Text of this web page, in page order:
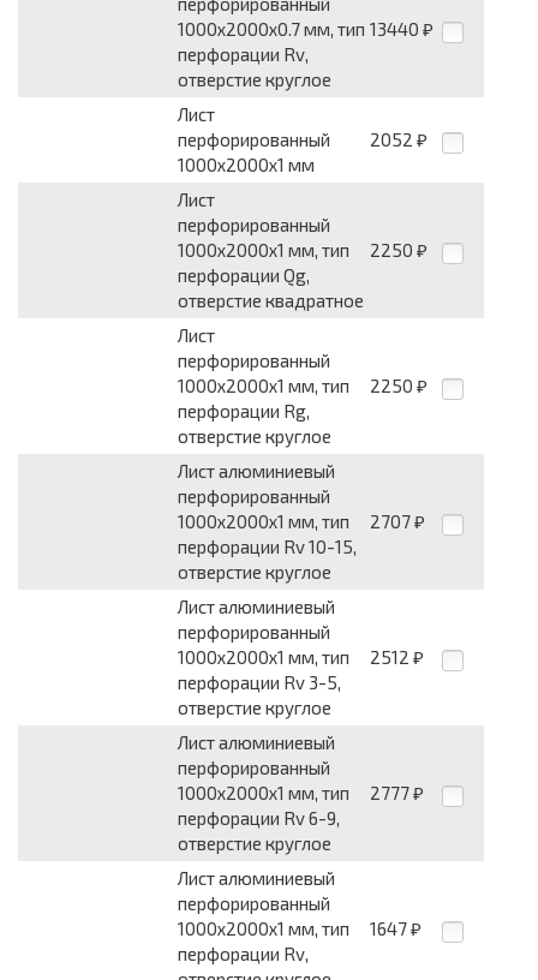
1000x2000x0.7 мм, тип
перфорации Rv,
отверстие круглое
13440 ₽
Лист
перфорированный
1000x2000x1 мм
2052 ₽
Лист
перфорированный
1000x2000x1 мм, тип
перфорации Qg,
отверстие квадратное
2250 ₽
Лист
перфорированный
1000x2000x1 мм, тип
перфорации Rg,
отверстие круглое
2250 ₽
Лист алюминиевый
перфорированный
1000x2000x1 мм, тип
перфорации Rv 10-15,
отверстие круглое
2707 ₽
Лист алюминиевый
перфорированный
1000x2000x1 мм, тип
перфорации Rv 3-5,
отверстие круглое
2512 ₽
Лист алюминиевый
перфорированный
1000x2000x1 мм, тип
перфорации Rv 6-9,
отверстие круглое
2777 ₽
Лист алюминиевый
перфорированный
1000x2000x1 мм, тип
перфорации Rv,
1647 ₽